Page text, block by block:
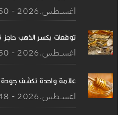
08 اغســطس.2026 - 19:50
توقعات بكسر الذهب حاجز 5 آلاف دولار في 2027
08 اغســطس.2026 - 19:50
علامة واحدة تكشف جودة
08 اغســطس.2026 - 19:48